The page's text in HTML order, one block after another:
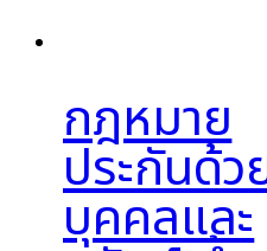
กฎหมาย
ประกันด้ว
บุคคลและ